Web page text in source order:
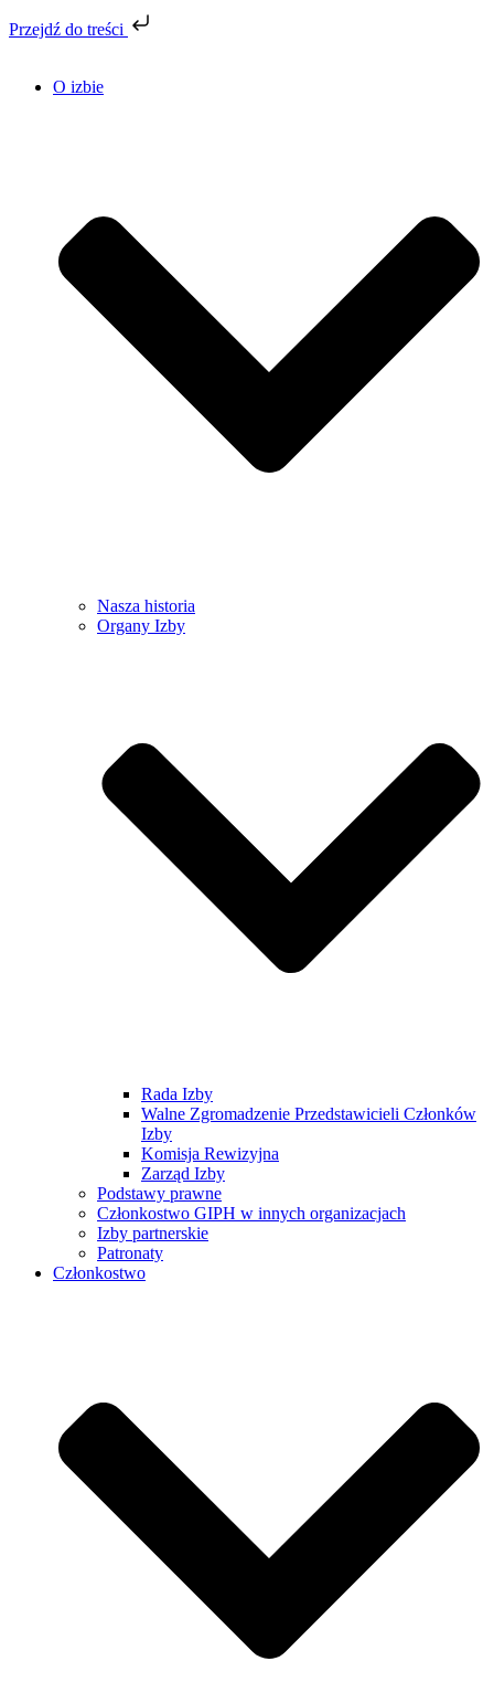
Przejdź do treści
O izbie
Nasza historia
Organy Izby
Rada Izby
Walne Zgromadzenie Przedstawicieli Członków
Izby
Komisja Rewizyjna
Zarząd Izby
Podstawy prawne
Członkostwo GIPH w innych organizacjach
Izby partnerskie
Patronaty
Członkostwo